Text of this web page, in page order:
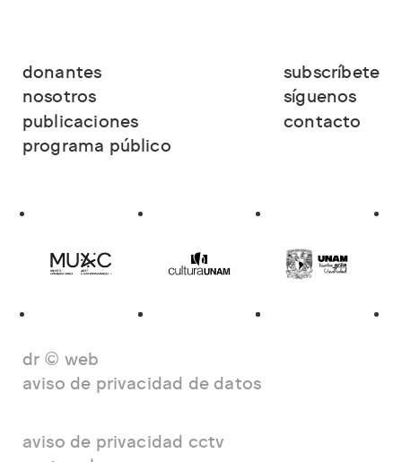
donantes
nosotros
publicaciones
programa público
subscríbete
síguenos
contacto
dr © web
aviso de privacidad de datos
aviso de privacidad cctv